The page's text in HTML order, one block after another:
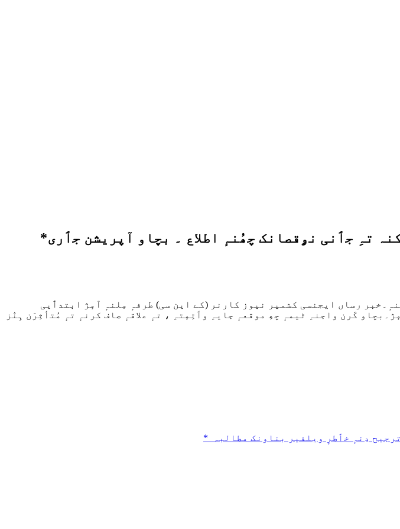
تہِ جٲنی نۄقصانک چھُنہٕ اطلاع ۔ بچاو آپریشن جٲری*
رساں ایجنسی کشمیر نیوز کارنر (کے این سی) طرفہٕ مِلنہٕ آمٕژ ابتدٲیی
کَرن واجنہِ ٹیمہٕ چھِ موقعہٕ جایہِ وٲتِمٕتہِ ، تہٕ علاقہٕ صاف کرنہٕ تہٕ مُتٲثِرَن ہِنٛز
دِنہٕ خٲطرٕ ویلفیر بناونک مطالبہ_*